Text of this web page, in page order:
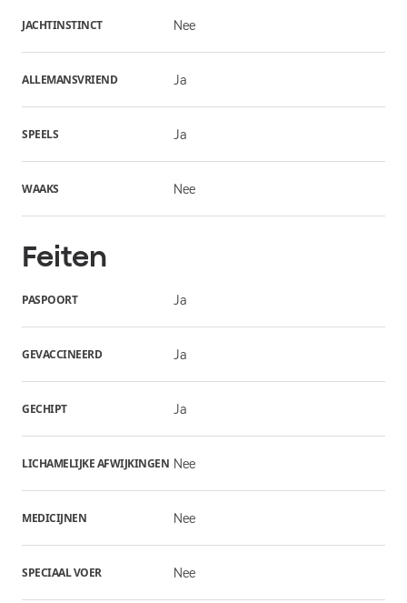
JACHTINSTINCT Nee
ALLEMANSVRIEND Ja
SPEELS Ja
WAAKS Nee
Feiten
PASPOORT Ja
GEVACCINEERD Ja
GECHIPT Ja
LICHAMELIJKE AFWIJKINGEN Nee
MEDICIJNEN Nee
SPECIAAL VOER Nee